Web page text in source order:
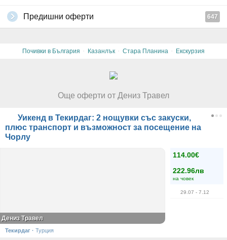
Предишни оферти 647
Почивки в България · Казанлък · Стара Планина · Екскурзия
Още оферти от Дениз Травел
Уикенд в Текирдаг: 2 нощувки със закуски,
плюс транспорт и възможност за посещение на
Чорлу
114.00€
222.96лв
на човек
29.07 - 7.12
Дениз Травел
Текирдаг · Турция